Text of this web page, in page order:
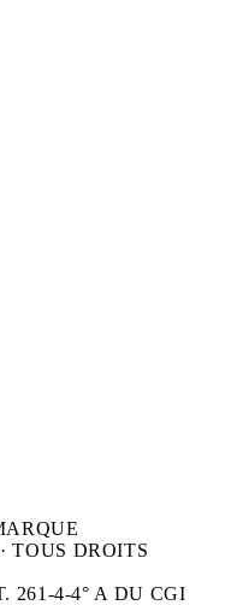
TOUS DROITS
261-4-4° A DU CGI